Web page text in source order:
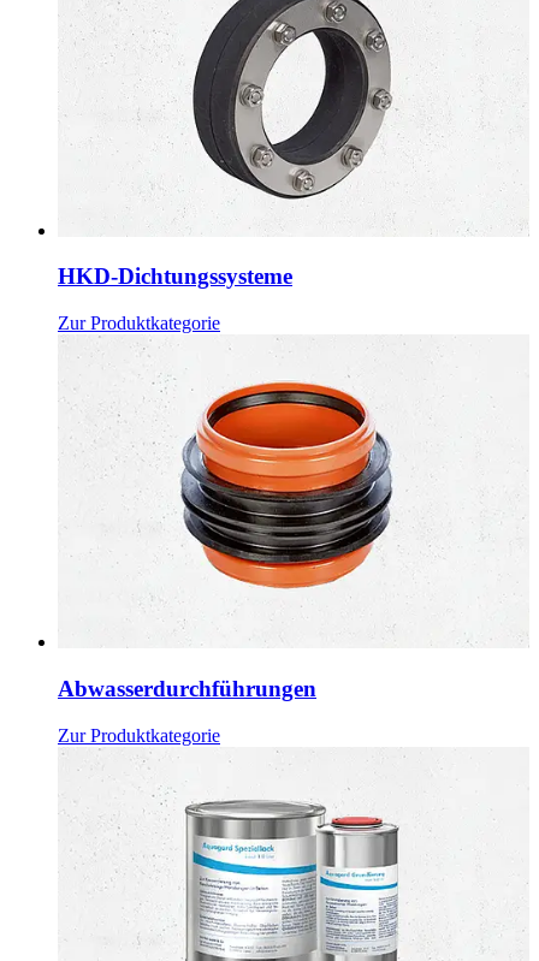
HKD-Dichtungssysteme
Zur Produktkategorie
Abwasserdurchführungen
Zur Produktkategorie